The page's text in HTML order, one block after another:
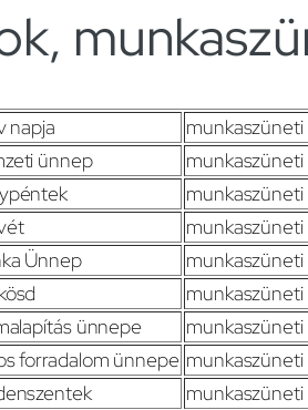
napja
ünnep
munkaszüneti
Ünnep
ünnepe
forradalom ünnepe
munkaszüneti